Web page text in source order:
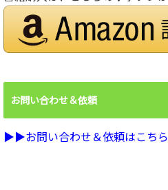
お問い合わせ＆依頼
▶︎▶︎お問い合わせ＆依頼はこちら